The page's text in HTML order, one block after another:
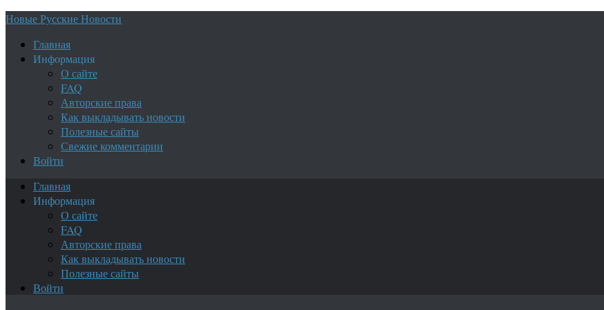
Новые Русские Новости
Главная
Информация
О сайте
FAQ
Авторские права
Как выкладывать новости
Полезные сайты
Свежие комментарии
Войти
Главная
Информация
О сайте
FAQ
Авторские права
Как выкладывать новости
Полезные сайты
Войти